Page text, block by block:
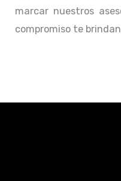
marcar nuestros
compromiso te